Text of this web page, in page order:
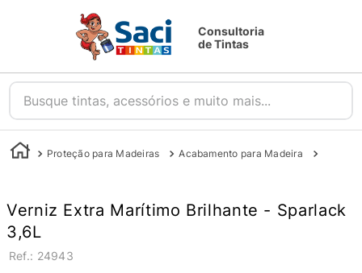
Consultoria
de Tintas
Busque tintas, acessórios e muito mais...
Proteção para Madeiras Acabamento para Madeira
Verniz Extra Marítimo Brilhante - Sparlack
3,6L
: 24943